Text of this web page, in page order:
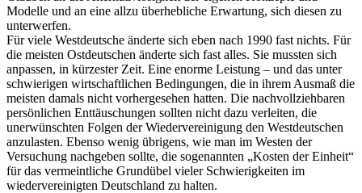
Modelle und an eine allzu überhebliche Erwartung, sich diesen zu
unterwerfen.
Für viele Westdeutsche änderte sich eben nach 1990 fast nichts. Für
die meisten Ostdeutschen änderte sich fast alles. Sie mussten sich
anpassen, in kürzester Zeit. Eine enorme Leistung – und das unter
schwierigen wirtschaftlichen Bedingungen, die in ihrem Ausmaß die
meisten damals nicht vorhergesehen hatten. Die nachvollziehbaren
persönlichen Enttäuschungen sollten nicht dazu verleiten, die
unerwünschten Folgen der Wiedervereinigung den Westdeutschen
anzulasten. Ebenso wenig übrigens, wie man im Westen der
Versuchung nachgeben sollte, die sogenannten „Kosten der Einheit“
für das vermeintliche Grundübel vieler Schwierigkeiten im
wiedervereinigten Deutschland zu halten.